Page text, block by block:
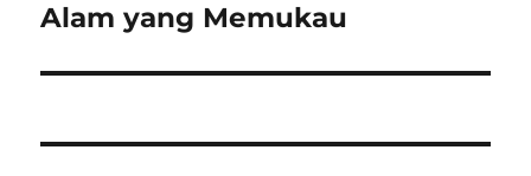
post:
Alam yang Memukau